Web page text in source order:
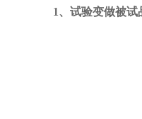
1、试验变做被试